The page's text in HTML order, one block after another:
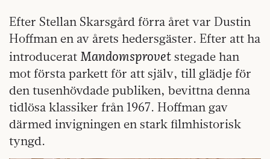
Efter Stellan Skarsgård förra året var Dustin
Hoffman en av årets hedersgäster. Efter att ha
introducerat Mandomsprovet stegade han
mot första parkett för att själv, till glädje för
den tusenhövdade publiken, bevittna denna
tidlösa klassiker från 1967. Hoffman gav
därmed invigningen en stark filmhistorisk
tyngd.